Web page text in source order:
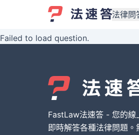
法律問
婚姻與監
債務與債
刑事犯罪
Failed to load question.
FastLaw法速答 - 您的線
即時解答各種法律問題